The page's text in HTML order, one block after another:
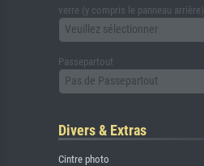
verre (y compris le panneau arrière)
Veuillez sélectionner
Passepartout
Pas de Passepartout
Divers & Extras
Cintre photo